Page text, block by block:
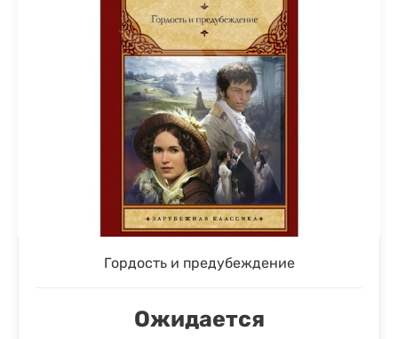
Гордость и предубеждение
Ожидается